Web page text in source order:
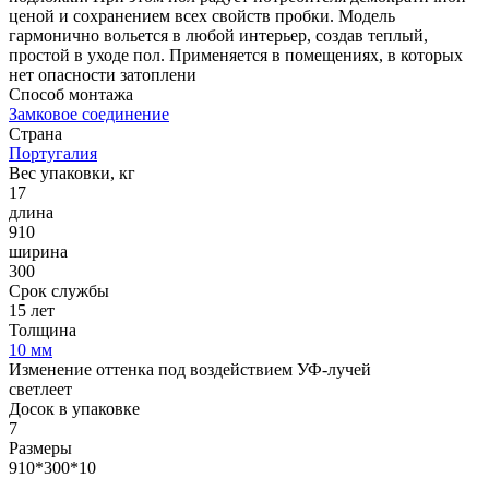
ценой и сохранением всех свойств пробки. Модель
гармонично вольется в любой интерьер, создав теплый,
простой в уходе пол. Применяется в помещениях, в которых
нет опасности затоплени
Способ монтажа
Замковое соединение
Страна
Португалия
Вес упаковки, кг
17
длина
910
ширина
300
Срок службы
15 лет
Толщина
10 мм
Изменение оттенка под воздействием УФ-лучей
светлеет
Досок в упаковке
7
Размеры
910*300*10